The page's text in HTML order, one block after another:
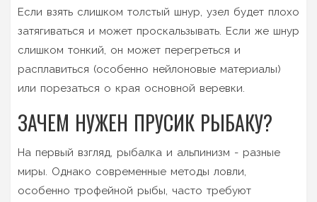
Если взять слишком толстый шнур, узел будет плохо
затягиваться и может проскальзывать. Если же шнур
слишком тонкий, он может перегреться и
расплавиться (особенно нейлоновые материалы)
или порезаться о края основной веревки.
ЗАЧЕМ НУЖЕН ПРУСИК РЫБАКУ?
На первый взгляд, рыбалка и альпинизм - разные
миры. Однако современные методы ловли,
особенно трофейной рыбы, часто требуют